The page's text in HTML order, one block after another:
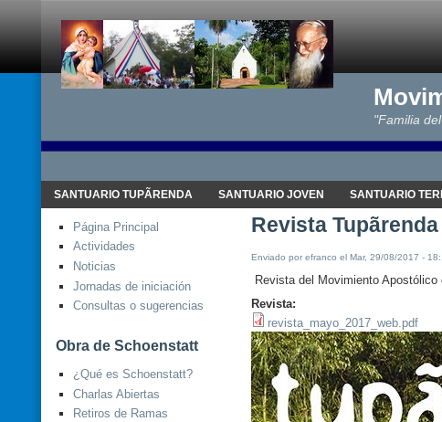
"Familia
SANTUARIO TUPÃRENDA SANTUARIO JOVEN SANTUARIO
Página Principal
Actividades
Noticias
Jornadas de iniciación
Consultas o sugerencias
Obra de Schoenstatt
¿Qué es Schoenstatt?
Charlas Abiertas
Retiros de Ramas
Revista
Enviado por efranco el Mar, 29/08/2017 -
Revista del Movimiento
Revista:
revista_mayo_2017_web.pdf